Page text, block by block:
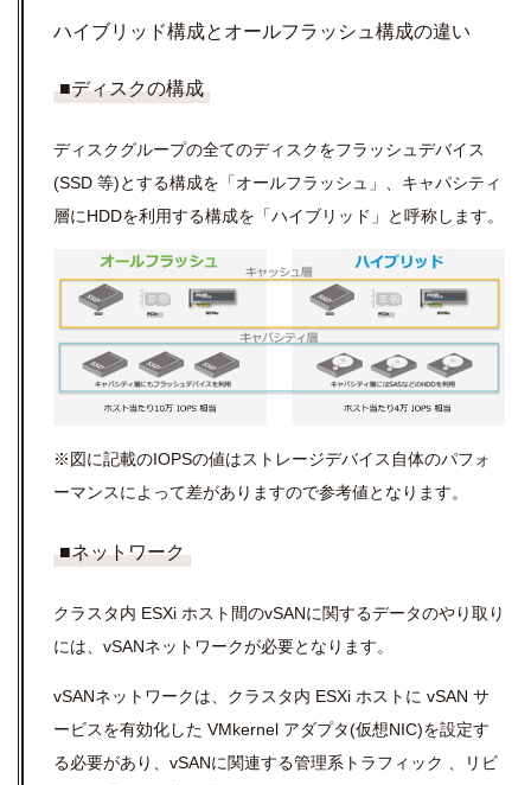
ハイブリッド構成とオールフラッシュ構成の違い
■ディスクの構成
ディスクグループの全てのディスクをフラッシュデバイス
(SSD 等)とする構成を「オールフラッシュ」、キャパシティ
層にHDDを利用する構成を「ハイブリッド」と呼称します。
※図に記載のIOPSの値はストレージデバイス自体のパフォ
ーマンスによって差がありますので参考値となります。
■ネットワーク
クラスタ内 ESXi ホスト間のvSANに関するデータのやり取り
には、vSANネットワークが必要となります。
vSANネットワークは、クラスタ内 ESXi ホストに vSAN サ
ービスを有効化した VMkernel アダプタ(仮想NIC)を設定す
る必要があり、vSANに関連する管理系トラフィック 、リビ